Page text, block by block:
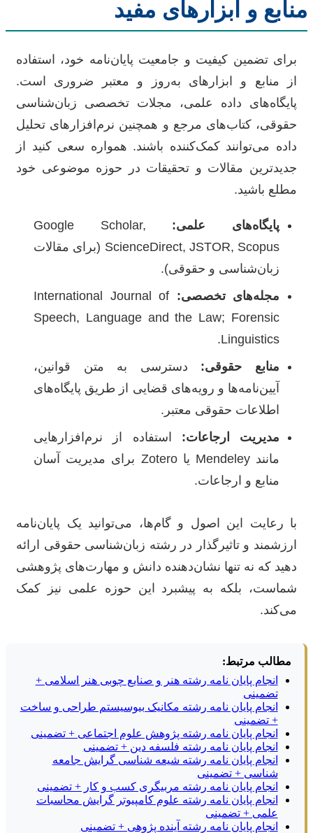
منابع و ابزارهای مفید
برای تضمین کیفیت و جامعیت پایان‌نامه خود، استفاده
از منابع و ابزارهای به‌روز و معتبر ضروری است.
پایگاه‌های داده علمی، مجلات تخصصی زبان‌شناسی
حقوقی، کتاب‌های مرجع و همچنین نرم‌افزارهای تحلیل
داده می‌توانند کمک‌کننده باشند. همواره سعی کنید از
جدیدترین مقالات و تحقیقات در حوزه موضوعی خود
مطلع باشید.
پایگاه‌های علمی:
Google Scholar,
ScienceDirect, JSTOR, Scopus (برای مقالات
زبان‌شناسی و حقوقی).
مجله‌های تخصصی: International Journal of
Speech, Language and the Law; Forensic
Linguistics.
منابع حقوقی: دسترسی به متن قوانین،
آیین‌نامه‌ها و رویه‌های قضایی از طریق پایگاه‌های
اطلاعات حقوقی معتبر.
مدیریت ارجاعات: استفاده از نرم‌افزارهایی
مانند Mendeley یا Zotero برای مدیریت آسان
منابع و ارجاعات.
با رعایت این اصول و گام‌ها، می‌توانید یک پایان‌نامه
ارزشمند و تاثیرگذار در رشته زبان‌شناسی حقوقی ارائه
دهید که نه تنها نشان‌دهنده دانش و مهارت‌های پژوهشی
شماست، بلکه به پیشبرد این حوزه علمی نیز کمک
می‌کند.
مطالب مرتبط:
انجام پایان نامه رشته هنر و صنایع چوبی هنر اسلامی +
تضمینی
انجام پایان نامه رشته مکانیک بیوسیستم طراحی و ساخت
+ تضمینی
انجام پایان نامه رشته پژوهش علوم اجتماعی + تضمینی
انجام پایان نامه رشته فلسفه دین + تضمینی
انجام پایان نامه رشته شیعه شناسی گرایش جامعه
شناسی + تضمینی
انجام پایان نامه رشته مربیگری کسب و کار + تضمینی
انجام پایان نامه رشته علوم کامپیوتر گرایش محاسبات
علمی + تضمینی
انجام پایان نامه رشته آینده پژوهی + تضمینی